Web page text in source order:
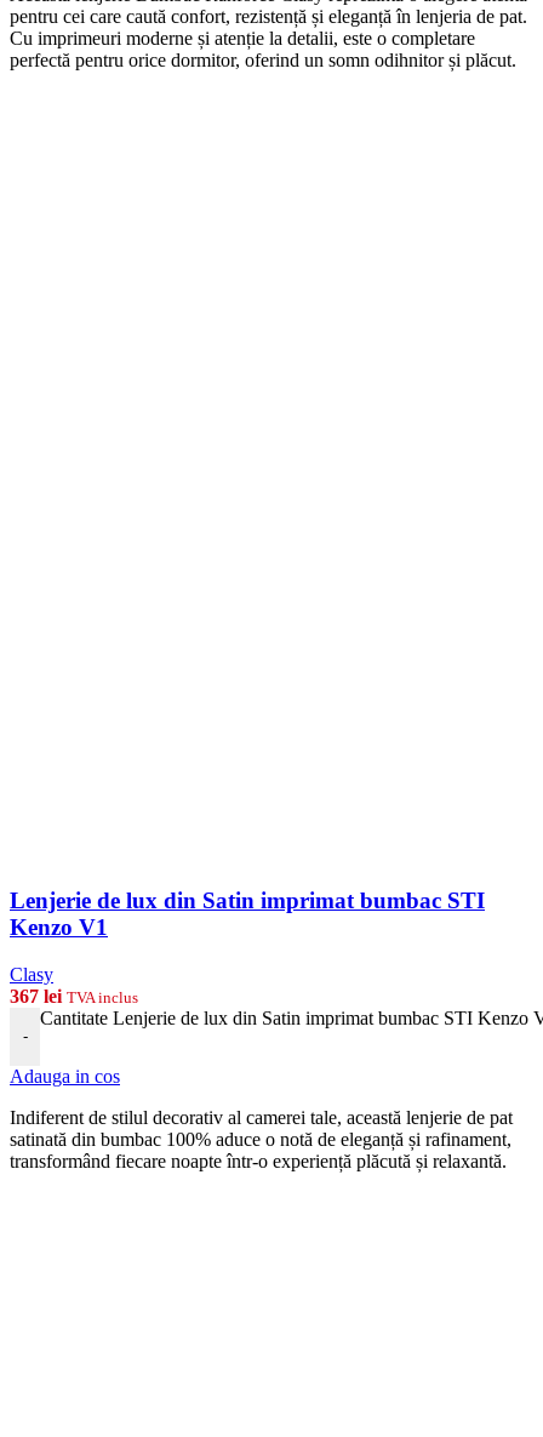
pentru cei care caută confort, rezistență și eleganță în lenjeria de pat.
Cu imprimeuri moderne și atenție la detalii, este o completare
perfectă pentru orice dormitor, oferind un somn odihnitor și plăcut.
Lenjerie de lux din Satin imprimat bumbac STI
Kenzo V1
Clasy
367 lei TVA inclus
-
Cantitate Lenjerie de lux din Satin imprimat bumbac STI Kenzo
Adauga in cos
Indiferent de stilul decorativ al camerei tale, această lenjerie de pat
satinată din bumbac 100% aduce o notă de eleganță și rafinament,
transformând fiecare noapte într-o experiență plăcută și relaxantă.